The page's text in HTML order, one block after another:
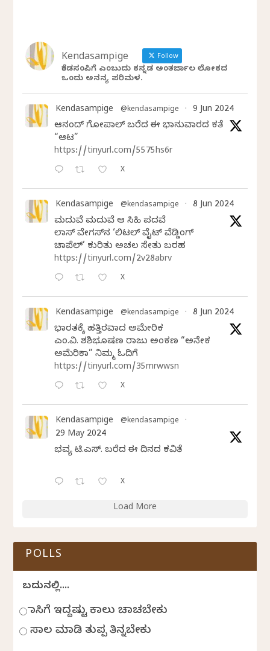
Kendasampige Follow
ಕೆಂಡಸಂಪಿಗೆ ಎಂಬುದು ಕನ್ನಡ ಅಂತರ್ಜಾಲ ಲೋಕದ
ಒಂದು ಅನನ್ಯ ಪರಿಮಳ.
Kendasampige @kendasampige · 9 Jun 2024
ಆನಂದ್‌ ಗೋಪಾಲ್‌ ಬರೆದ ಈ ಭಾನುವಾರದ ಕತೆ
“ಆಟ”
https://tinyurl.com/5575hs6r
X
Kendasampige @kendasampige · 8 Jun 2024
ಮದುವೆ ಮದುವೆ ಆ ಸಿಹಿ ಪದವೆ
ಲಾಸ್‌ ವೇಗಸ್‌ನ ‘ಲಿಟಲ್ ವೈಟ್ ವೆಡ್ಡಿಂಗ್
ಚಾಪೆಲ್’ ಕುರಿತು ಅಚಲ ಸೇತು ಬರಹ
https://tinyurl.com/2v28abrv
X
Kendasampige @kendasampige · 8 Jun 2024
ಭಾರತಕ್ಕೆ ಹತ್ತಿರವಾದ ಅಮೇರಿಕ
ಎಂ.ವಿ. ಶಶಿಭೂಷಣ ರಾಜು ಅಂಕಣ “ಅನೇಕ
ಅಮೆರಿಕಾ” ನಿಮ್ಮ ಓದಿಗೆ
https://tinyurl.com/35mrwwsn
X
Kendasampige @kendasampige ·
29 May 2024
ಭವ್ಯ ಟಿ.ಎಸ್. ಬರೆದ ಈ ದಿನದ ಕವಿತೆ
X
Load More
POLLS
ಬದುಕಿನಲ್ಲಿ....
ಹಾಸಿಗೆ ಇದ್ದಷ್ಟು ಕಾಲು ಚಾಚಬೇಕು
ಸಾಲ ಮಾಡಿ ತುಪ್ಪ ತಿನ್ನಬೇಕು